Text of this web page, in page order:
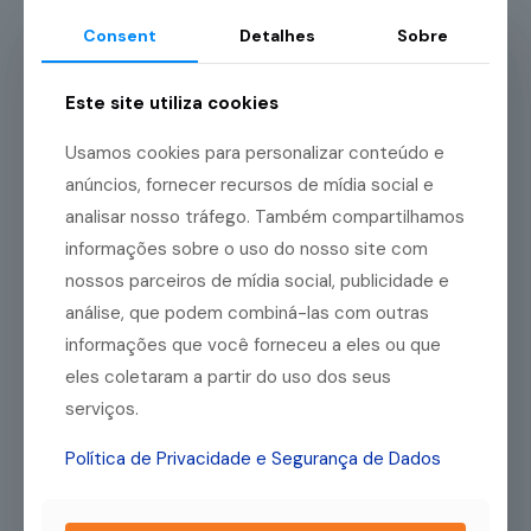
garantias exigidas
: entenda quais garantias são
exigidas em cada linha de crédito.
Como obter crédito para
microempreendedor?
Para obter
para o seu empreendimento, comece
pesquisando e comparando as opções disponíveis. Depois,
reúna os documentos necessários e apresente uma
solicitação formal à empresa escolhida. Por fim, analise o
A documentação costuma englobar seus documentos
pessoais, como responsável pelo negócio, comprovante de
endereço, declaração de faturamento ou extratos
bancários.
Como planejar o uso do
Consent Detalhes Sobre
Este site utiliza cookies
Usamos cookies para personalizar conteúdo e
anúncios, fornecer recursos de mídia social e
analisar nosso tráfego. Também compartilhamos
informações sobre o uso do nosso site com
nossos parceiros de mídia social, publicidade e
análise, que podem combiná-las com outras
informações que você forneceu a eles ou que
eles coletaram a partir do uso dos seus
serviços.
Política de Privacidade e Segurança de Dados